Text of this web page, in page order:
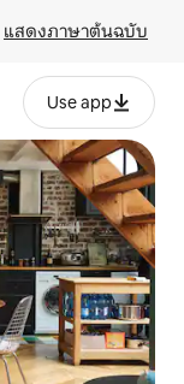
แสดงภาษาต้นฉบับ
Use app